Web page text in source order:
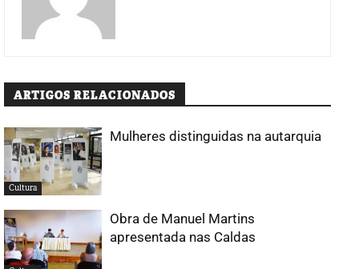
ARTIGOS RELACIONADOS
Cultura
Mulheres distinguidas na autarquia
Obra de Manuel Martins
apresentada nas Caldas